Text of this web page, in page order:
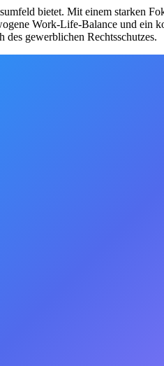
bietet. Mit einem starken
Work-Life-Balance und ein
gewerblichen Rechtsschutzes.